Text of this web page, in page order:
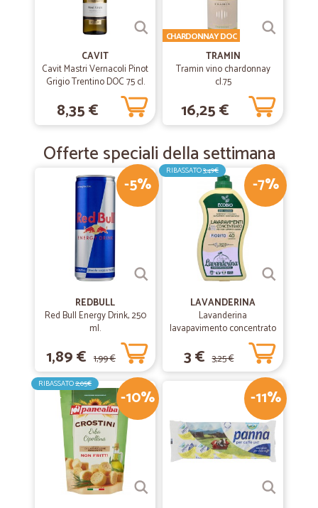
Spedizione rapida ottimo imballaggio
—Davide R.
Ottimo sito
Ottimo sito. Siamo un'azienda e una volta al mese ordiniamo tutto
ciò di cui necessitiamo in ufficio. Rapidi, precisi e convenienti
CAVIT
Cavit Mastri Vernacoli Pinot
Grigio Trentino DOC 75 cl.
8,35 €
TRAMIN
Tramin vino chardonnay
cl.75
CHARDONNAY DOC
16,25 €
Offerte speciali della settimana
-5%
REDBULL
Red Bull Energy Drink, 250
ml.
1,89 € 1,99 €
-7%
RIBASSATO3,49€
LAVANDERINA
Lavanderina
lavapavimento concentrato
3 € 3,25 €
-10%
RIBASSATO2,05€
-11%